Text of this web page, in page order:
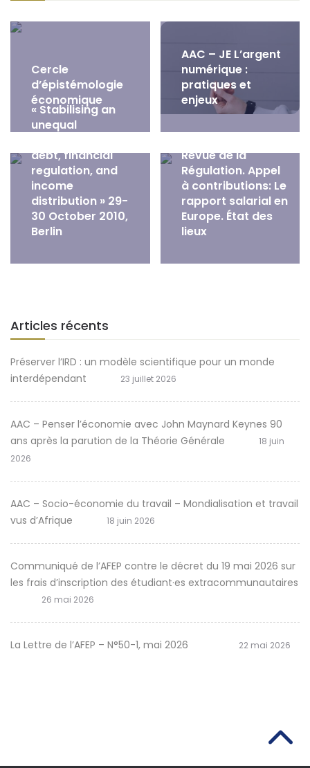
Cercle
d’épistémologie
économique
AAC – JE L’argent
numérique :
pratiques et
enjeux
« Stabilising an
unequal
debt, financial
regulation, and
income
distribution » 29-
30 October 2010,
Berlin
Revue de la
Régulation. Appel
à contributions: Le
rapport salarial en
Europe. État des
lieux
Articles récents
Préserver l’IRD : un modèle scientifique pour un monde
interdépendant
23 juillet 2026
AAC – Penser l’économie avec John Maynard Keynes 90
ans après la parution de la Théorie Générale
18 juin
2026
AAC – Socio-économie du travail – Mondialisation et travail
vus d’Afrique
18 juin 2026
Communiqué de l’AFEP contre le décret du 19 mai 2026 sur
les frais d’inscription des étudiant·es extracommunautaires
26 mai 2026
La Lettre de l’AFEP – N°50-1, mai 2026 22 mai 2026